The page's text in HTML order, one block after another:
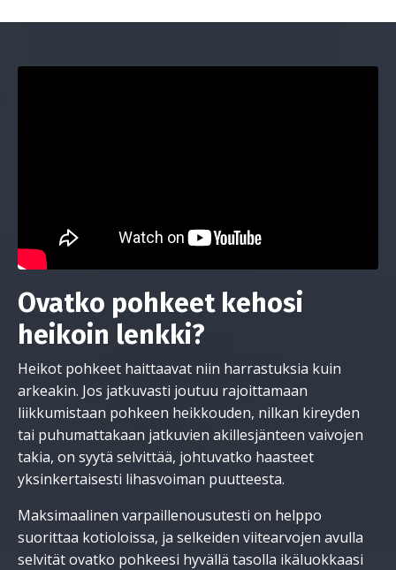
Ovatko pohkeet kehosi
heikoin lenkki?
Heikot pohkeet haittaavat niin harrastuksia kuin
arkeakin. Jos jatkuvasti joutuu rajoittamaan
liikkumistaan pohkeen heikkouden, nilkan kireyden
tai puhumattakaan jatkuvien akillesjänteen vaivojen
takia, on syytä selvittää, johtuvatko haasteet
yksinkertaisesti lihasvoiman puutteesta.
Maksimaalinen varpaillenousutesti on helppo
suorittaa kotioloissa, ja selkeiden viitearvojen avulla
selvität ovatko pohkeesi hyvällä tasolla ikäluokkaasi